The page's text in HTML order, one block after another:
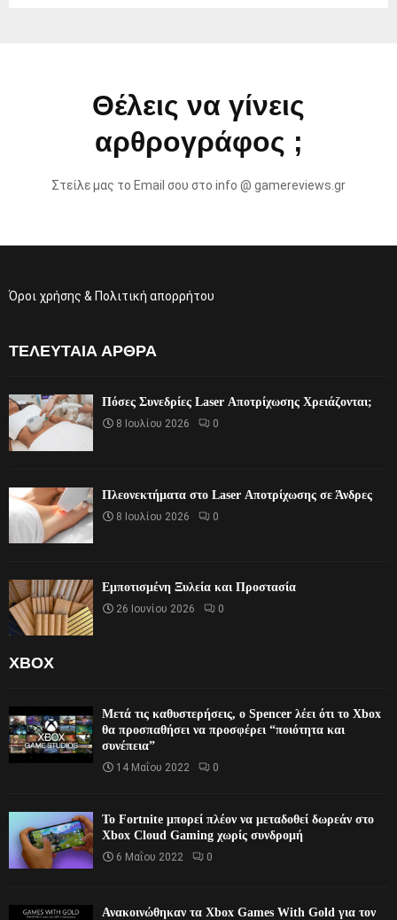
Θέλεις να γίνεις
αρθρογράφος ;
Στείλε μας το Email σου στο info @ gamereviews.gr
Όροι χρήσης & Πολιτική απορρήτου
ΤΕΛΕΥΤΑΊΑ ΆΡΘΡΑ
Πόσες Συνεδρίες Laser Αποτρίχωσης Χρειάζονται;
8 Ιουλίου 2026 0
Πλεονεκτήματα στο Laser Αποτρίχωσης σε Άνδρες
8 Ιουλίου 2026 0
Εμποτισμένη Ξυλεία και Προστασία
26 Ιουνίου 2026 0
XBOX
Μετά τις καθυστερήσεις, ο Spencer λέει ότι το Xbox
θα προσπαθήσει να προσφέρει “ποιότητα και
συνέπεια”
14 Μαΐου 2022 0
Το Fortnite μπορεί πλέον να μεταδοθεί δωρεάν στο
Xbox Cloud Gaming χωρίς συνδρομή
6 Μαΐου 2022 0
Ανακοινώθηκαν τα Xbox Games With Gold για τον